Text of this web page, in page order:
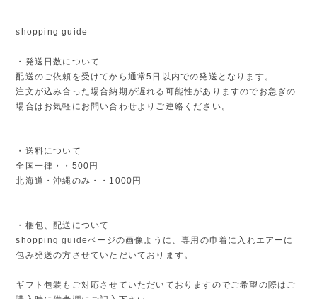
shopping guide
・発送日数について
配送のご依頼を受けてから通常5日以内での発送となります。
注文が込み合った場合納期が遅れる可能性がありますのでお急ぎの
場合はお気軽にお問い合わせよりご連絡ください。
・送料について
全国一律・・500円
北海道・沖縄のみ・・1000円
・梱包、配送について
shopping guideページの画像ように、専用の巾着に入れエアーに
包み発送の方させていただいております。
ギフト包装もご対応させていただいておりますのでご希望の際はご